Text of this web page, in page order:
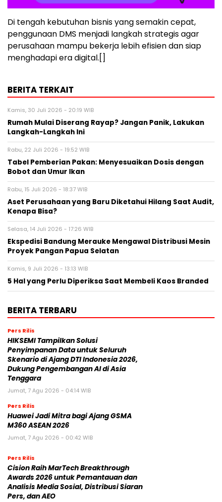
Di tengah kebutuhan bisnis yang semakin cepat,
penggunaan DMS menjadi langkah strategis agar
perusahaan mampu bekerja lebih efisien dan siap
menghadapi era digital.[]
BERITA TERKAIT
Kamis, 30 Juli 2026 - 20:19 WIB
Rumah Mulai Diserang Rayap? Jangan Panik, Lakukan
Langkah-Langkah Ini
Rabu, 22 Juli 2026 - 19:52 WIB
Tabel Pemberian Pakan: Menyesuaikan Dosis dengan
Bobot dan Umur Ikan
Rabu, 15 Juli 2026 - 18:37 WIB
Aset Perusahaan yang Baru Diketahui Hilang Saat Audit,
Kenapa Bisa?
Selasa, 14 Juli 2026 - 17:26 WIB
Ekspedisi Bandung Merauke Mengawal Distribusi Mesin
Proyek Pangan Papua Selatan
Kamis, 9 Juli 2026 - 13:13 WIB
5 Hal yang Perlu Diperiksa Saat Membeli Kaos Branded
BERITA TERBARU
Pers Rilis
HIKSEMI Tampilkan Solusi
Penyimpanan Data untuk Seluruh
Skenario di Ajang DTI Indonesia 2026,
Dukung Pengembangan AI di Asia
Tenggara
Jumat, 7 Agu 2026 - 04:14 WIB
Pers Rilis
Huawei Jadi Mitra bagi Ajang GSMA
M360 ASEAN 2026
Jumat, 7 Agu 2026 - 00:42 WIB
Pers Rilis
Cision Raih MarTech Breakthrough
Awards 2026 untuk Pemantauan dan
Analisis Media Sosial, Distribusi Siaran
Pers, dan AEO